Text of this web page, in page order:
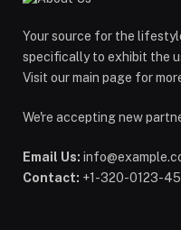
Your source for the
specifically to exhibit the
Visit our main page for
We're accepting new
Email Us:
Contact: +1-320-0123-